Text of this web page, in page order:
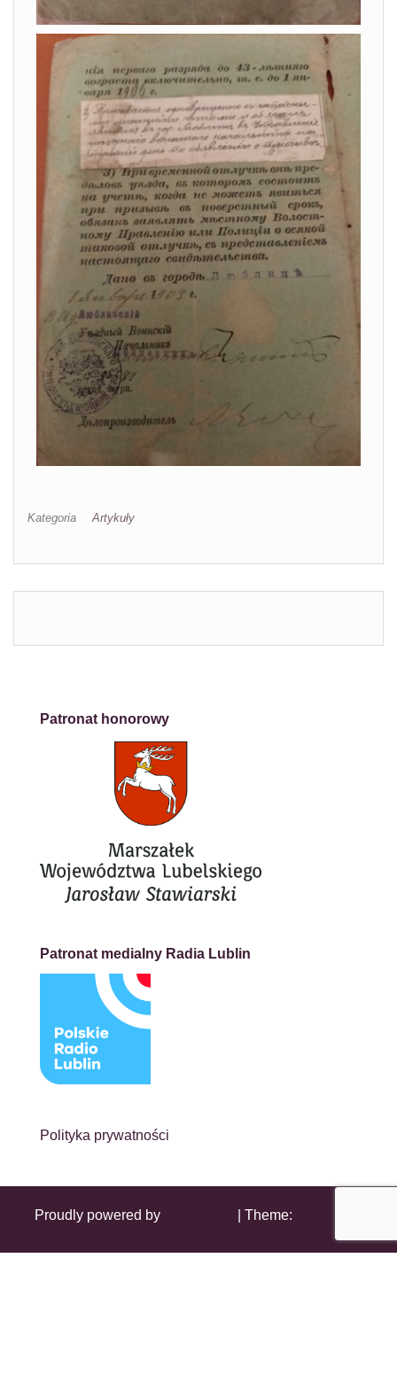
Kategoria Artykuły
Patronat honorowy
Patronat medialny Radia Lublin
Polityka prywatności
Proudly powered by Theme: